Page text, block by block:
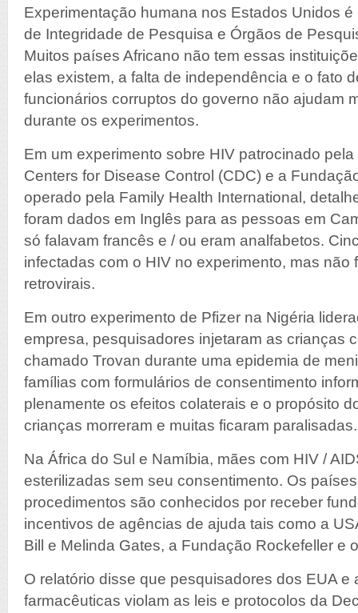
Experimentação humana nos Estados Unidos
de Integridade de Pesquisa e Órgãos de
Muitos países Africano não tem essas
elas existem, a falta de independência e o fato
funcionários corruptos do governo não ajudam
durante os experimentos.
Em um experimento sobre HIV patrocinado
Centers for Disease Control (CDC) e a
operado pela Family Health International,
foram dados em Inglês para as pessoas em
só falavam francês e / ou eram analfabetos.
infectadas com o HIV no experimento, mas não
retrovirais.
Em outro experimento de Pfizer na Nigéria
empresa, pesquisadores injetaram as crianças
chamado Trovan durante uma epidemia de
famílias com formulários de consentimento
plenamente os efeitos colaterais e o propósito
crianças morreram e muitas ficaram paralisadas.
Na África do Sul e Namíbia, mães com HIV /
esterilizadas sem seu consentimento. Os
procedimentos são conhecidos por receber
incentivos de agências de ajuda tais como a
Bill e Melinda Gates, a Fundação Rockefeller e
O relatório disse que pesquisadores dos EUA e
farmacêuticas violam as leis e protocolos da